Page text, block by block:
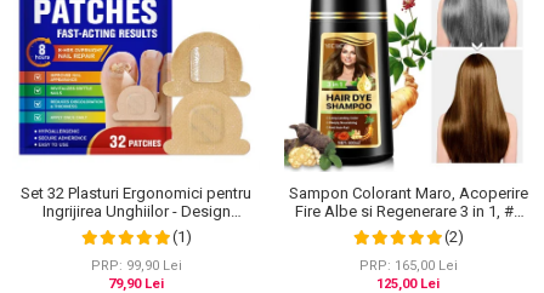
Set 32 Plasturi Ergonomici pentru
Ingrijirea Unghiilor - Design
Adaptabil si Protectie Intensa
Nocturna
(1)
PRP: 99,90 Lei
79,90 Lei
Sampon Colorant Maro, Acoperire
Fire Albe si Regenerare 3 in 1, #2
Brown, 500 ml
(2)
PRP: 165,00 Lei
125,00 Lei